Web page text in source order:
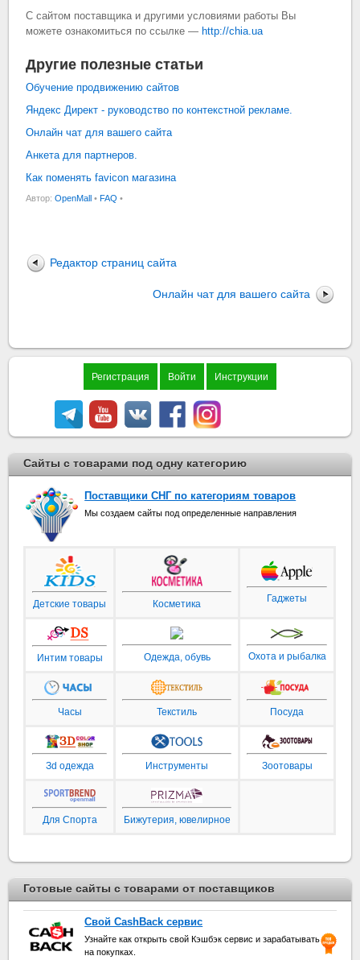
С сайтом поставщика и другими условиями работы Вы
можете ознакомиться по ссылке —http://chia.ua
Другие полезные статьи
Обучение продвижению сайтов
Яндекс Директ - руководство по контекстной рекламе.
Онлайн чат для вашего сайта
Анкета для партнеров.
Как поменять favicon магазина
Автор:OpenMall • FAQ •
Редактор страниц сайта
Онлайн чат для вашего сайта
Регистрация Войти Инструкции
Сайты с товарами под одну категорию
Поставщики СНГ по категориям товаров
Мы создаем сайты под определенные направления
Детские товары Косметика
Гаджеты
Интим товары Одежда, обувь Охота и рыбалка
Часы Текстиль Посуда
Зd одежда Инструменты Зоотовары
Для Спорта Бижутерия, ювелирное
Готовые сайты с товарами от поставщиков
Свой CashBack сервис
Узнайте как открыть свой Кэшбэк сервис и зарабатывать
на покупках.